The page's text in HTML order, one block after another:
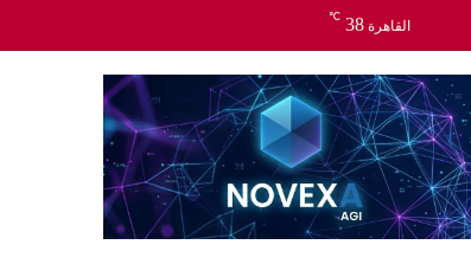
القاهرة 38
℃